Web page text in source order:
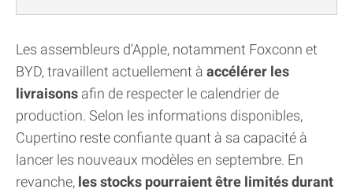
Les assembleurs d’Apple, notamment Foxconn et
BYD, travaillent actuellement à accélérer les
livraisons afin de respecter le calendrier de
production. Selon les informations disponibles,
Cupertino reste confiante quant à sa capacité à
lancer les nouveaux modèles en septembre. En
revanche, les stocks pourraient être limités durant